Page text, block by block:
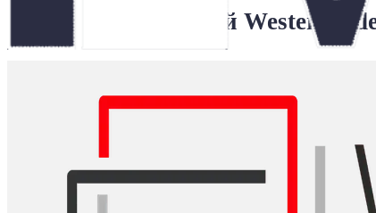
с плиткой